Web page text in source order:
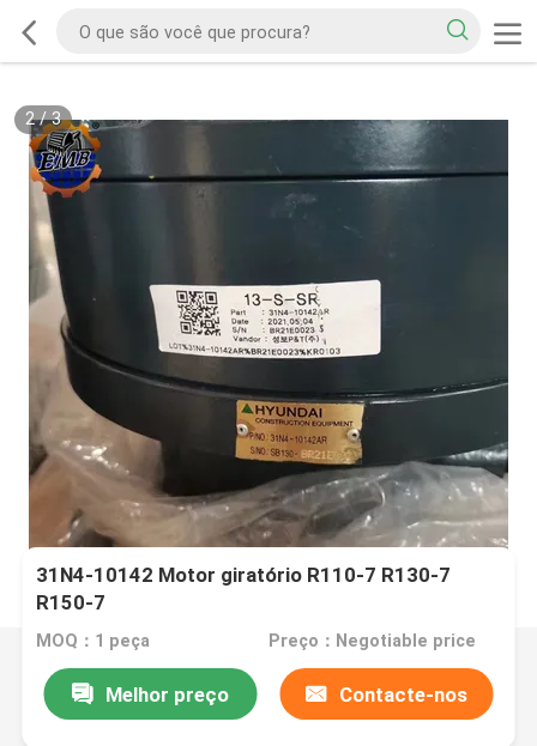
2/3
31N4-10142 Motor giratório R110-7 R130-7
R150-7
MOQ：1 peça Preço：Negotiable price
Melhor preço Contacte-nos